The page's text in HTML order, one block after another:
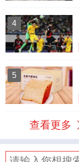
4
5
查看更多